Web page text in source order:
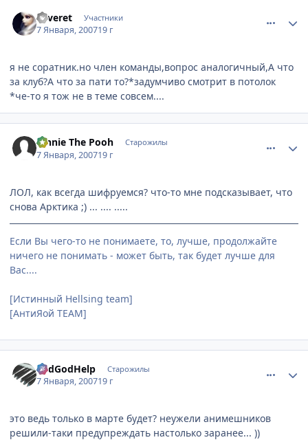
Leveret Участники
7 Января, 200719 г
я не соратник.но член команды,вопрос аналогичный,А что
за клуб?А что за пати то?*задумчиво смотрит в потолок
*че-то я тож не в теме совсем....
Vinnie The Pooh Старожилы
7 Января, 200719 г
ЛОЛ, как всегда шифруемся? что-то мне подсказывает, что
снова Арктика ;) ... .... .....
Если Вы чего-то не понимаете, то, лучше, продолжайте
ничего не понимать - может быть, так будет лучше для
Вас....
[Истинный Hellsing team]
[АнтиЯой TEAM]
RedGodHelp Старожилы
7 Января, 200719 г
это ведь только в марте будет? неужели анимешников
решили-таки предупреждать настолько заранее... ))